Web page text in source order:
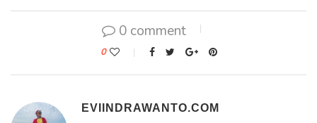
0 comment
0
EVIINDRAWANTO.COM